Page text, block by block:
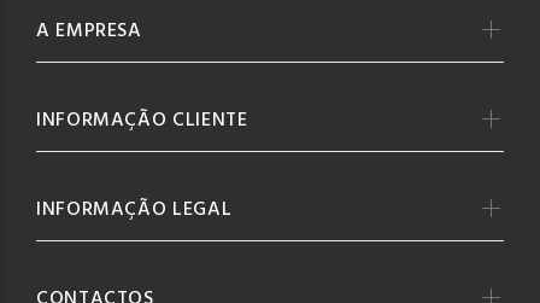
A EMPRESA
INFORMAÇÃO CLIENTE
INFORMAÇÃO LEGAL